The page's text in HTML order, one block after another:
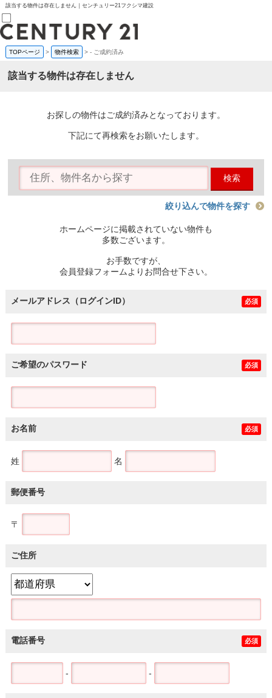
該当する物件は存在しません｜センチュリー21フクシマ建設
売買部
0120-800-844
賃貸部
会員メニュー
物件を探す
購入TOP
条件から探す
住宅ローン控除シミュレータ
TOPページ > 物件検索 >- ご成約済み
該当する物件は存在しません
お探しの物件はご成約済みとなっております。
下記にて再検索をお願いたします。
検索
絞り込んで物件を探す
ホームページに掲載されていない物件も
多数ございます。
お手数ですが、
会員登録フォームよりお問合せ下さい。
メールアドレス（ログインID） 必須
ご希望のパスワード 必須
お名前 必須
姓 名
郵便番号
〒
ご住所
電話番号 必須
- -